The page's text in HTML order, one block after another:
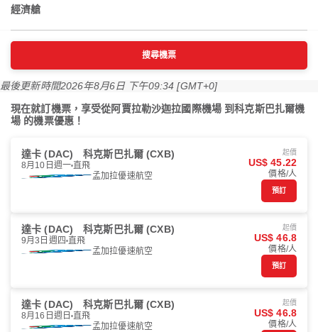
經濟艙
搜尋機票
最後更新時間2026年8月6日 下午09:34 [GMT+0]
現在就訂機票，享受從阿賈拉勒沙迦拉國際機場 到科克斯巴扎爾機
場 的機票優惠！
達卡 (DAC) 科克斯巴扎爾 (CXB)
8月10日週一 直飛
孟加拉優速航空
起價
US$ 45.22
價格/人
預訂
達卡 (DAC) 科克斯巴扎爾 (CXB)
9月3日週四 直飛
孟加拉優速航空
起價
US$ 46.8
價格/人
預訂
達卡 (DAC) 科克斯巴扎爾 (CXB)
8月16日週日 直飛
孟加拉優速航空
起價
US$ 46.8
價格/人